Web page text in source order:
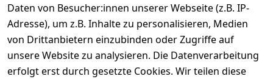
Daten von Besucher:innen unserer Webseite (z.B. IP-
Adresse), um z.B. Inhalte zu personalisieren, Medien
von Drittanbietern einzubinden oder Zugriffe auf
unsere Website zu analysieren. Die Datenverarbeitung
erfolgt erst durch gesetzte Cookies. Wir teilen diese
Bei uns findest Du das richtige Fahrgefühl. Auf über
2.400 m² bieten wir Dir die beste Beratung zu
Kinderfahrrädern über E-MTBs bis hin zu
Lastenfahrrädern und Elektrorollern.